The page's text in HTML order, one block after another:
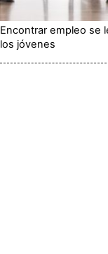
Encontrar empleo se
los jóvenes